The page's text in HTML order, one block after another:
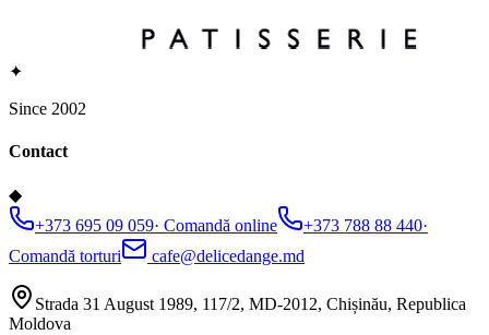
✦
Since 2002
Contact
◆
+373 695 09 059· Comandă online +373 788 88 440·
Comandă torturi
cafe@delicedange.md
Strada 31 August 1989, 117/2, MD-2012, Chișinău, Republica
Moldova